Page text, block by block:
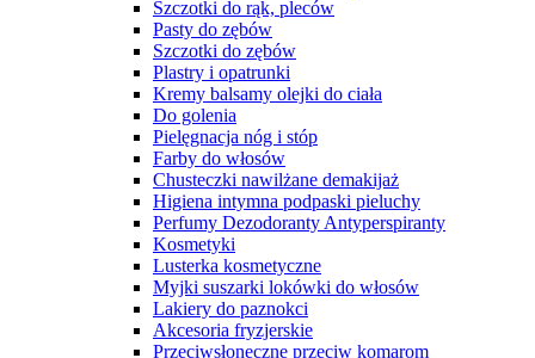
Szczotki do rąk, pleców
Pasty do zębów
Szczotki do zębów
Plastry i opatrunki
Kremy balsamy olejki do ciała
Do golenia
Pielęgnacja nóg i stóp
Farby do włosów
Chusteczki nawilżane demakijaż
Higiena intymna podpaski pieluchy
Perfumy Dezodoranty Antyperspiranty
Kosmetyki
Lusterka kosmetyczne
Myjki suszarki lokówki do włosów
Lakiery do paznokci
Akcesoria fryzjerskie
Przeciwsłoneczne przeciw komarom